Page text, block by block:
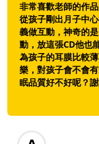
非常喜歡老師的作
從孩子剛出月子中
義做互動，神奇的
動，放這張CD他也
為孩子的耳膜比較
樂，對孩子會不會
眠品質好不好呢？謝